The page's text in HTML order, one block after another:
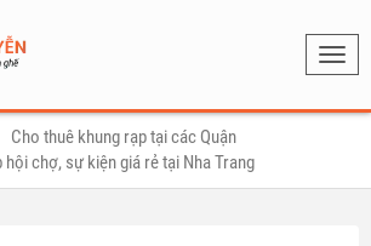
Cho thuê khung rạp tại các Quận
hội chợ, sự kiện giá rẻ tại Nha Trang